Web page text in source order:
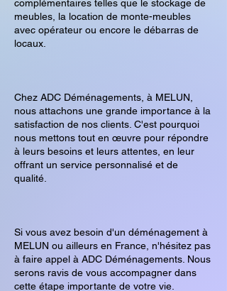
complémentaires telles que le stockage de
meubles, la location de monte-meubles
avec opérateur ou encore le débarras de
locaux.
Chez ADC Déménagements, à MELUN,
nous attachons une grande importance à la
satisfaction de nos clients. C'est pourquoi
nous mettons tout en œuvre pour répondre
à leurs besoins et leurs attentes, en leur
offrant un service personnalisé et de
qualité.
Si vous avez besoin d'un déménagement à
MELUN ou ailleurs en France, n'hésitez pas
à faire appel à ADC Déménagements. Nous
serons ravis de vous accompagner dans
cette étape importante de votre vie.